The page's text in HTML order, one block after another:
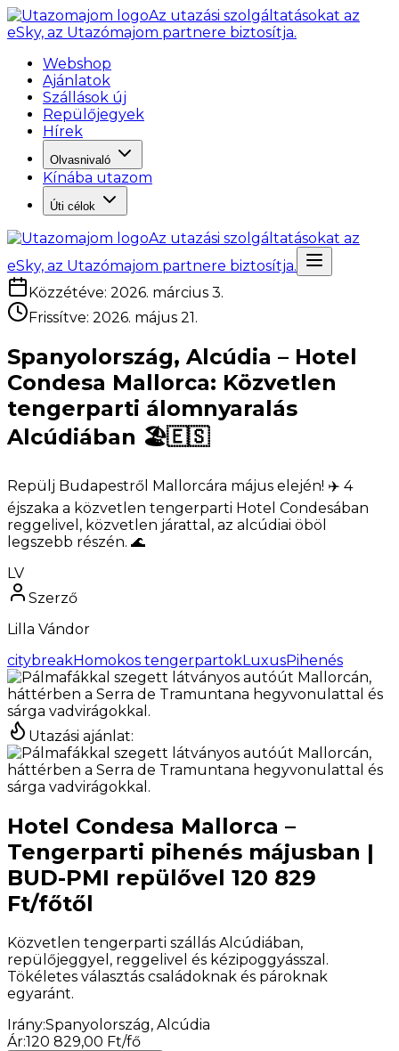
Az utazási szolgáltatásokat az
eSky, az Utazómajom partnere biztosítja.
Webshop
Ajánlatok
Szállások új
Repülőjegyek
Hírek
Olvasnivaló
Kínába utazom
Úti célok
Az utazási szolgáltatásokat az
eSky, az Utazómajom partnere biztosítja.
Közzétéve: 2026. március 3.
Frissítve: 2026. május 21.
Spanyolország, Alcúdia – Hotel
Condesa Mallorca: Közvetlen
tengerparti álomnyaralás
Alcúdiában 🏖️🇪🇸
Repülj Budapestről Mallorcára május elején! ✈️ 4
éjszaka a közvetlen tengerparti Hotel Condesában
reggelivel, közvetlen járattal, az alcúdiai öböl
legszebb részén. 🌊
LV
Szerző
Lilla Vándor
citybreakHomokos tengerpartokLuxusPihenés
Utazási ajánlat:
Hotel Condesa Mallorca –
Tengerparti pihenés májusban |
BUD-PMI repülővel 120 829
Ft/főtől
Közvetlen tengerparti szállás Alcúdiában,
repülőjeggyel, reggelivel és kézipoggyásszal.
Tökéletes választás családoknak és pároknak
egyaránt.
Irány:Spanyolország, Alcúdia
Ár:120 829,00 Ft/fő